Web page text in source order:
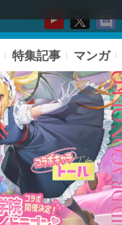
特集記事 マンガ